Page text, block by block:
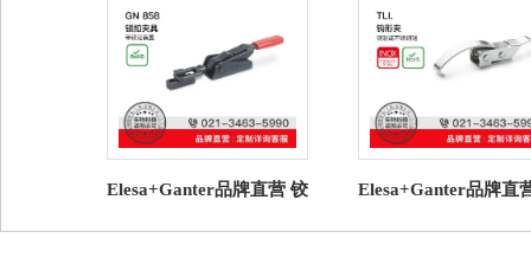
Elesa+Ganter品牌直营 铰
GN 858 锁扣夹具
Elesa+Ganter品牌直
TLI. 钩形夹 钢制